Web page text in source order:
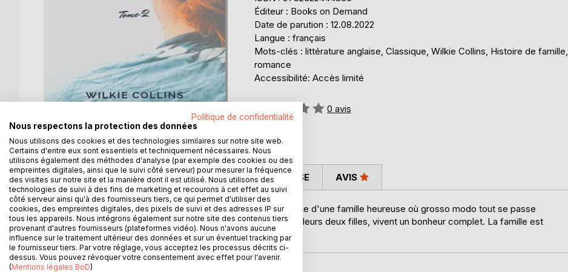
Éditeur : Books on Demand
Date de parution : 12.08.2022
Langue : français
Mots-clés : littérature anglaise, Classique, Wilkie Collins, Histoire de famille,
romance
Accessibilité: Accès limité
Évaluation:
0%
0 avis
DESCRIPTION
Wilkie Collins nous dépeint pendant toutes ces pages la vie d'une famille heureuse où grosso modo tout se passe
pour le mieux. En effet, la famille Vanstone, les parents et leurs deux filles, vivent un bonheur complet. La famille est
aisée, privilégiée, et tout le monde s'aime.
AUTEUR(S) CRITIQUES PRESSE AVIS
Politique de confidentialité
Nous respectons la protection des données
Nous utilisons des cookies et des technologies similaires sur notre site web.
Certains d'entre eux sont essentiels et techniquement nécessaires. Nous
utilisons également des méthodes d'analyse (par exemple des cookies ou des
empreintes digitales, ainsi que le suivi côté serveur) pour mesurer la fréquence
des visites sur notre site et la manière dont il est utilisé. Nous utilisons des
technologies de suivi à des fins de marketing et recourons à cet effet au suivi
côté serveur ainsi qu'à des fournisseurs tiers, ce qui permet d'utiliser des
cookies, des empreintes digitales, des pixels de suivi et des adresses IP sur
tous les appareils. Nous intégrons également sur notre site des contenus tiers
provenant d'autres fournisseurs (plateformes vidéo). Nous n'avons aucune
influence sur le traitement ultérieur des données et sur un éventuel tracking par
le fournisseur tiers. Par votre réglage, vous acceptez les processus décrits ci-
dessus. Vous pouvez révoquer votre consentement avec effet pour l'avenir.
(Mentions légales BoD)